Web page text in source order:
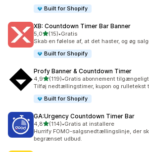
Built for Shopify
XB: Countdown Timer Bar Banner
5,0ud af 5 stjerner
(15)
15 anmeldelser i alt
•Gratis
Skab en følelse af, at det haster, og øg
Built for Shopify
Profy Banner & Countdown Timer
4,9ud af 5 stjerner
(119)
119 anmeldelser i alt
•Gratis abonnement tilgængeligt
Tilføj nedtællingstimer, kupon og
Built for Shopify
GA:Urgency Countdown Timer Bar
4,8ud af 5 stjerner
(114)
114 anmeldelser i alt
•Gratis at installere
Hurrify FOMO-salgsnedtællingslinje, der
begrænset udbud.